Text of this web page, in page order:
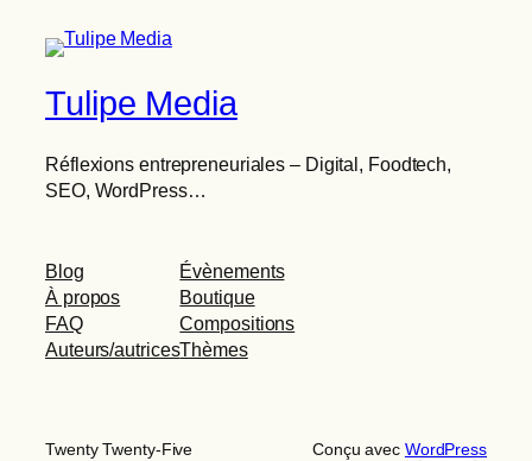
Tulipe Media
Réflexions entrepreneuriales – Digital, Foodtech,
SEO, WordPress…
Blog
À propos
FAQ
Auteurs/autrices
Évènements
Boutique
Compositions
Thèmes
Twenty Twenty-Five Conçu avec WordPress